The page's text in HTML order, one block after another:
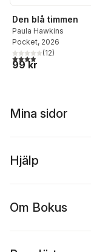
Den blå timmen
Paula Hawkins
Pocket, 2026
3,9utav 5 stjärnor.
(12)
99 kr
Mina sidor
Hjälp
Om Bokus